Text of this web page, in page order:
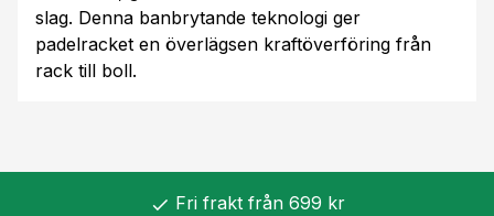
slag. Denna banbrytande teknologi ger
padelracket en överlägsen kraftöverföring från
rack till boll.
check Fri frakt från 699 kr